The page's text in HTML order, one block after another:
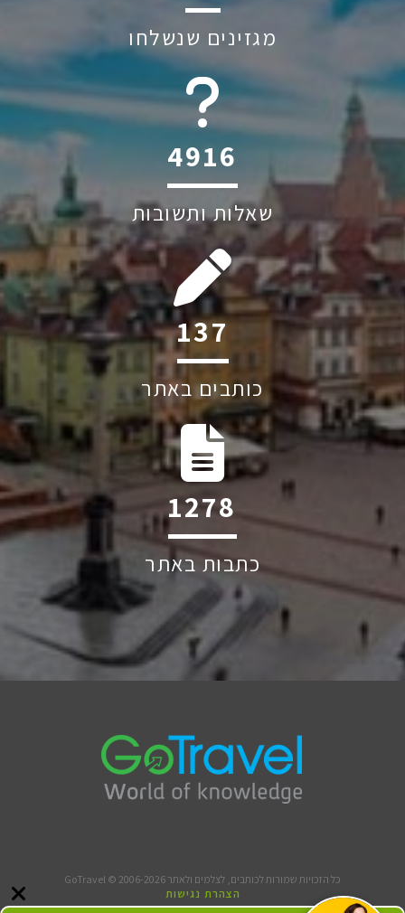
מגזינים שנשלחו
6045
שאלות ותשובות
194
כותבים באתר
1809
כתבות באתר
כל הזכויות שמורות לכותבים, לצלמים ולאתר GoTravel © 2006-2026
הצהרת נגישות